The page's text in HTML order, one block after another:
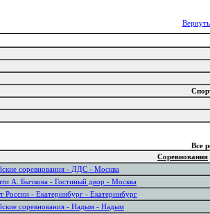
Все
Соревнования
соревнования - ДДС - Москва
А. Бычкова - Гостиный двор - Москва
России - Екатеринбург - Екатеринбург
соревнования - Надым - Надым